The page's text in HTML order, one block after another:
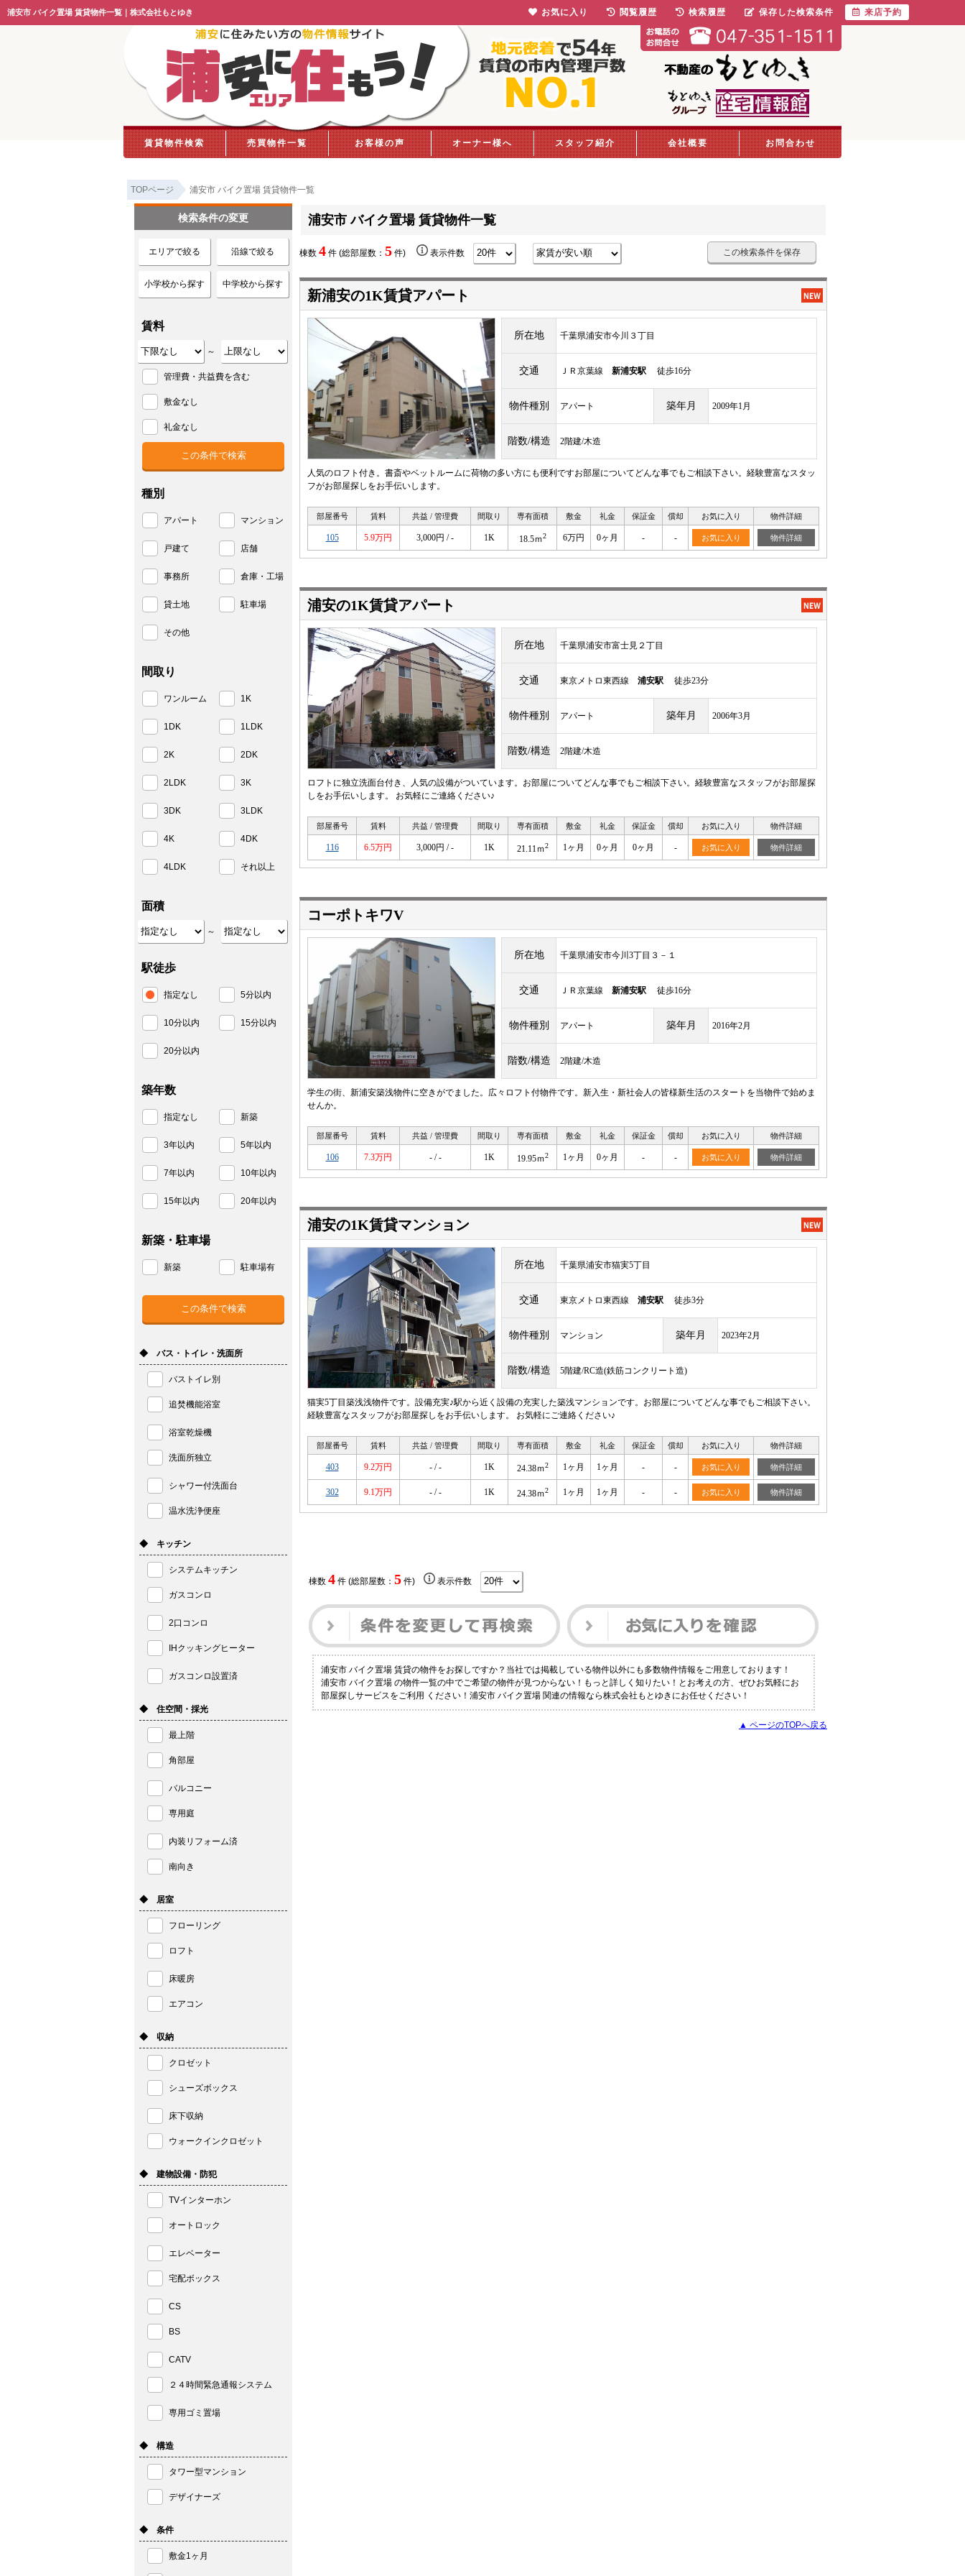
浦安市 バイク置場 賃貸物件一覧｜株式会社もとゆき
賃貸物件検索 売買物件一覧 お客様の声 オーナー様へ スタッフ紹介 会社概要 お問合わせ
TOPページ 浦安市 バイク置場 賃貸物件一覧
浦安市 バイク置場 賃貸物件一覧
棟数 4 件 (総部屋数： 5 件) 表示件数 この検索条件を保存
新浦安の1K賃貸アパート
所在地 千葉県浦安市今川３丁目
交通 ＪＲ京葉線 新浦安駅 徒歩16分
物件種別 アパート 築年月 2009年1月
階数/構造 2階建/木造
人気のロフト付き。書斎やベットルームに荷物の多い方にも便利ですお部屋についてどんな事でもご相談下さい。経験豊富なスタッ
フがお部屋探しをお手伝いします。
部屋番号 賃料 共益 / 管理費 間取り 専有面積 敷金 礼金 保証金 償却 お気に入り 物件詳細
105 5.9万円 3,000円 / - 1K 18.5ｍ2 6万円 0ヶ月 - - お気に入り 物件詳細
浦安の1K賃貸アパート
所在地 千葉県浦安市富士見２丁目
交通 東京メトロ東西線 浦安駅 徒歩23分
物件種別 アパート 築年月 2006年3月
階数/構造 2階建/木造
ロフトに独立洗面台付き、人気の設備がついています。お部屋についてどんな事でもご相談下さい。経験豊富なスタッフがお部屋探
しをお手伝いします。 お気軽にご連絡ください♪
部屋番号 賃料 共益 / 管理費 間取り 専有面積 敷金 礼金 保証金 償却 お気に入り 物件詳細
116 6.5万円 3,000円 / - 1K 21.11ｍ2 1ヶ月 0ヶ月 0ヶ月 - お気に入り 物件詳細
コーポトキワV
所在地 千葉県浦安市今川3丁目３－１
交通 ＪＲ京葉線 新浦安駅 徒歩16分
物件種別 アパート 築年月 2016年2月
階数/構造 2階建/木造
学生の街、新浦安築浅物件に空きがでました。広々ロフト付物件です。新入生・新社会人の皆様新生活のスタートを当物件で始めま
せんか。
部屋番号 賃料 共益 / 管理費 間取り 専有面積 敷金 礼金 保証金 償却 お気に入り 物件詳細
106 7.3万円 - / - 1K 19.95ｍ2 1ヶ月 0ヶ月 - - お気に入り 物件詳細
浦安の1K賃貸マンション
所在地 千葉県浦安市猫実5丁目
交通 東京メトロ東西線 浦安駅 徒歩3分
物件種別 マンション 築年月 2023年2月
階数/構造 5階建/RC造(鉄筋コンクリート造)
猫実5丁目築浅浅物件です。設備充実♪駅から近く設備の充実した築浅マンションです。お部屋についてどんな事でもご相談下さい。
経験豊富なスタッフがお部屋探しをお手伝いします。 お気軽にご連絡ください♪
部屋番号 賃料 共益 / 管理費 間取り 専有面積 敷金 礼金 保証金 償却 お気に入り 物件詳細
403 9.2万円 - / - 1K 24.38ｍ2 1ヶ月 1ヶ月 - - お気に入り 物件詳細
302 9.1万円 - / - 1K 24.38ｍ2 1ヶ月 1ヶ月 - - お気に入り 物件詳細
棟数 4件 (総部屋数： 5件) 表示件数
浦安市 バイク置場 賃貸の物件をお探しですか？当社では掲載している物件以外にも多数物件情報をご用意しております！
浦安市 バイク置場 の物件一覧の中でご希望の物件が見つからない！もっと詳しく知りたい！とお考えの方、ぜひお気軽にお
部屋探しサービスをご利用 ください！浦安市 バイク置場 関連の情報なら株式会社もとゆきにお任せください！
▲ ページのTOPへ戻る
検索条件の変更
エリアで絞る 沿線で絞る
小学校から探す 中学校から探す
賃料
～
管理費・共益費を含む
敷金なし
礼金なし
種別
アパート マンション
戸建て 店舗
事務所 倉庫・工場
貸土地 駐車場
その他
間取り
ワンルーム 1K
1DK 1LDK
2K 2DK
2LDK 3K
3DK 3LDK
4K 4DK
4LDK それ以上
面積
～
駅徒歩
指定なし 5分以内
10分以内 15分以内
20分以内
築年数
指定なし 新築
3年以内 5年以内
7年以内 10年以内
15年以内 20年以内
新築・駐車場
新築 駐車場有
◆ バス・トイレ・洗面所
バストイレ別
追焚機能浴室
浴室乾燥機
洗面所独立
シャワー付洗面台
温水洗浄便座
◆ キッチン
システムキッチン
ガスコンロ
2口コンロ
IHクッキングヒーター
ガスコンロ設置済
◆ 住空間・採光
最上階
角部屋
バルコニー
専用庭
内装リフォーム済
南向き
◆ 居室
フローリング
ロフト
床暖房
エアコン
◆ 収納
クロゼット
シューズボックス
床下収納
ウォークインクロゼット
◆ 建物設備・防犯
TVインターホン
オートロック
エレベーター
宅配ボックス
CS
BS
CATV
２４時間緊急通報システム
専用ゴミ置場
◆ 構造
タワー型マンション
デザイナーズ
◆ 条件
敷金1ヶ月
お気に入り 閲覧履歴 検索履歴 保存した検索条件 来店予約